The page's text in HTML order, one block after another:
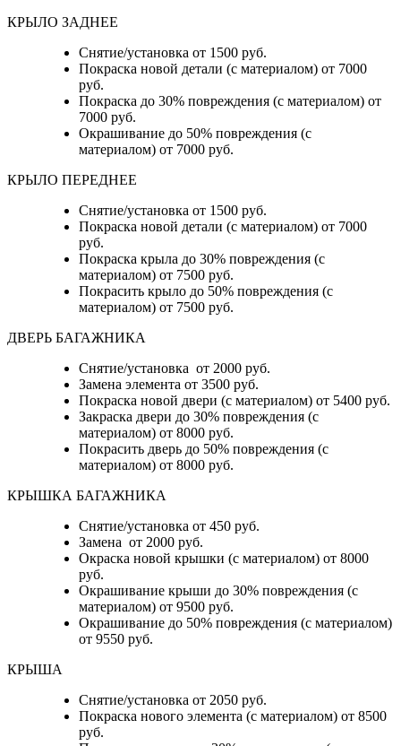
КРЫЛО ЗАДНЕЕ
Снятие/установка от 1500 руб.
Покраска новой детали (с материалом) от 7000
руб.
Покраска до 30% повреждения (с материалом) от
7000 руб.
Окрашивание до 50% повреждения (с
материалом) от 7000 руб.
КРЫЛО ПЕРЕДНЕЕ
Снятие/установка от 1500 руб.
Покраска новой детали (с материалом) от 7000
руб.
Покраска крыла до 30% повреждения (с
материалом) от 7500 руб.
Покрасить крыло до 50% повреждения (с
материалом) от 7500 руб.
ДВЕРЬ БАГАЖНИКА
Снятие/установка от 2000 руб.
Замена элемента от 3500 руб.
Покраска новой двери (с материалом) от 5400 руб.
Закраска двери до 30% повреждения (с
материалом) от 8000 руб.
Покрасить дверь до 50% повреждения (с
материалом) от 8000 руб.
КРЫШКА БАГАЖНИКА
Снятие/установка от 450 руб.
Замена от 2000 руб.
Окраска новой крышки (с материалом) от 8000
руб.
Окрашивание крыши до 30% повреждения (с
материалом) от 9500 руб.
Окрашивание до 50% повреждения (с материалом)
от 9550 руб.
КРЫША
Снятие/установка от 2050 руб.
Покраска нового элемента (с материалом) от 8500
руб.